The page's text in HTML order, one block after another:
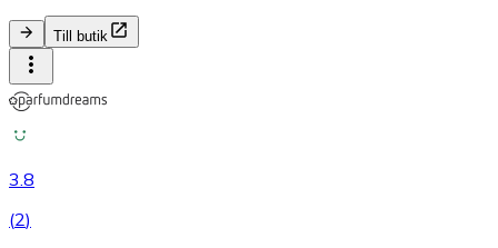
Till butik
3.8
(2)